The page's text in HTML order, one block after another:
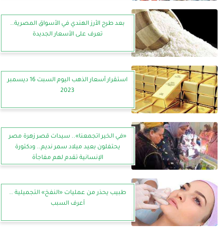
بعد طرح الأرز الهندي في الأسواق المصرية..
تعرف على الأسعار الجديدة
استقرار أسعار الذهب اليوم السبت 16 ديسمبر
2023
«في الخير اتجمعنا».. سيدات قصر زهرة مصر
يحتفلون بعيد ميلاد سمر نديم.. ودكتورة
الإنسانية تقدم لهم مفاجأة
طبيب يحذر من عمليات «النفخ» التجميلية ..
أعرف السبب